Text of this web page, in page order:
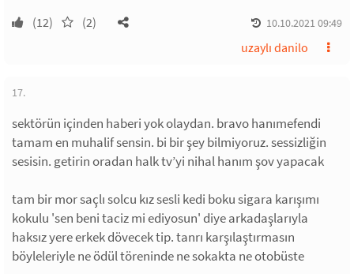
(12) (2) 10.10.2021 09:49
uzaylı danilo
17.
sektörün içinden haberi yok olaydan. bravo hanımefendi
tamam en muhalif sensin. bi bir şey bilmiyoruz. sessizliğin
sesisin. getirin oradan halk tv’yi nihal hanım şov yapacak
tam bir mor saçlı solcu kız sesli kedi boku sigara karışımı
kokulu 'sen beni taciz mi ediyosun' diye arkadaşlarıyla
haksız yere erkek dövecek tip. tanrı karşılaştırmasın
böyleleriyle ne ödül töreninde ne sokakta ne otobüste